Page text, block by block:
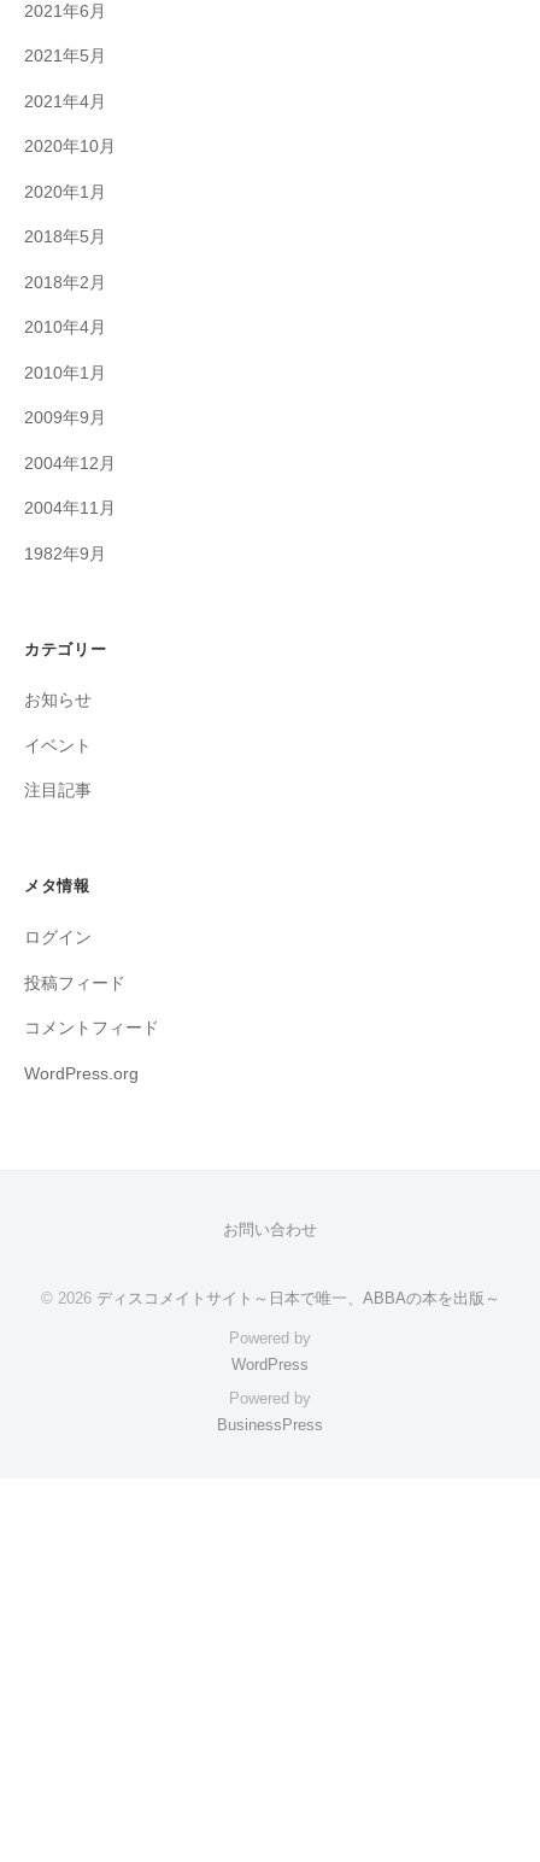
2021年6月
2021年5月
2021年4月
2020年10月
2020年1月
2018年5月
2018年2月
2010年4月
2010年1月
2009年9月
2004年12月
2004年11月
1982年9月
カテゴリー
お知らせ
イベント
注目記事
メタ情報
ログイン
投稿フィード
コメントフィード
WordPress.org
お問い合わせ
© 2026 ディスコメイトサイト～日本で唯一、ABBAの本を出版～
Powered by
WordPress
Powered by
BusinessPress